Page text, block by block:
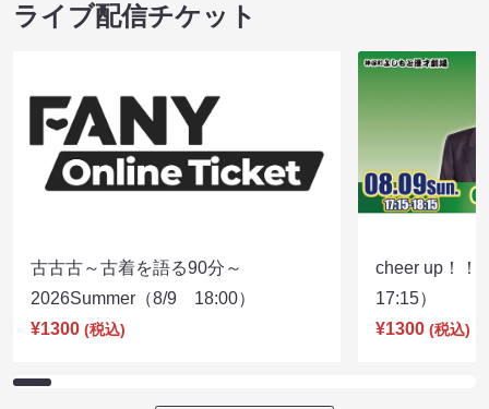
ライブ配信チケット
古古古～古着を語る90分～
2026Summer（8/9 18:00）
¥1300 (税込)
cheer up！
17:15）
¥1300 (税込)